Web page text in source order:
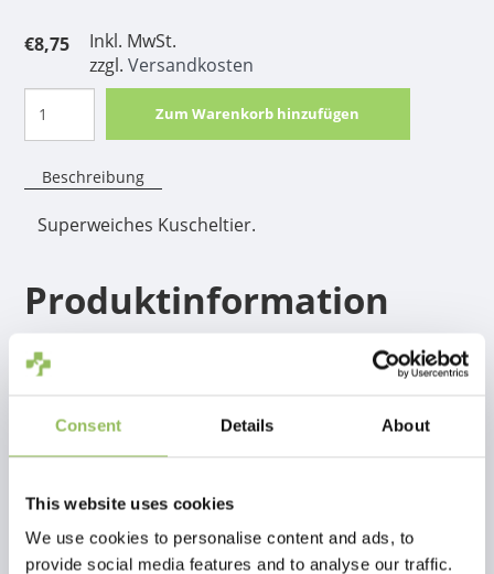
Consent Details About
This website uses cookies
We use cookies to personalise content and ads, to
provide social media features and to analyse our traffic.
€8,75
Inkl. MwSt.
zzgl. Versandkosten
Zum Warenkorb hinzufügen
Beschreibung
Superweiches Kuscheltier.
Produktinformation